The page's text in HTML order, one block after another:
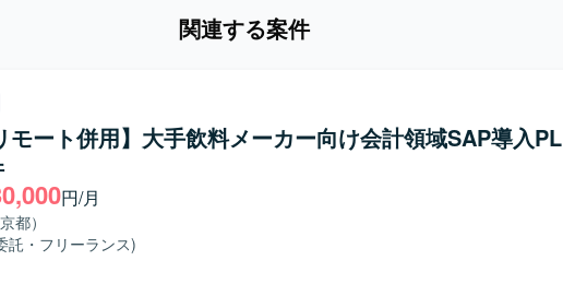
関連する案件
モート併用】大手飲料メーカー向け会計領域SAP導入PL
円/月
都）
託・フリーランス)